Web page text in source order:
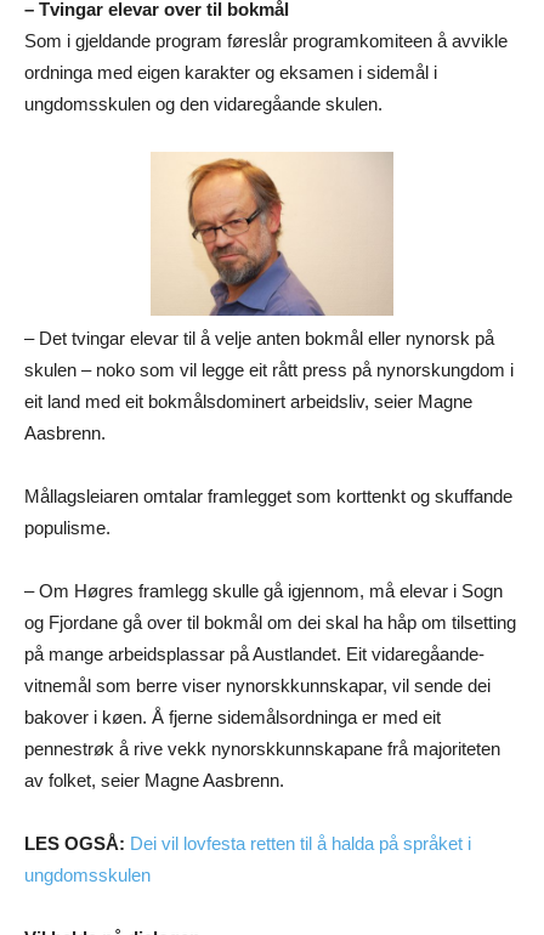
– Tvingar elevar over til bokmål
Som i gjeldande program føreslår programkomiteen å avvikle
ordninga med eigen karakter og eksamen i sidemål i
ungdomsskulen og den vidaregåande skulen.
– Det tvingar elevar til å velje anten bokmål eller nynorsk på
skulen – noko som vil legge eit rått press på nynorskungdom i
eit land med eit bokmålsdominert arbeidsliv, seier Magne
Aasbrenn.
Mållagsleiaren omtalar framlegget som korttenkt og skuffande
populisme.
– Om Høgres framlegg skulle gå igjennom, må elevar i Sogn
og Fjordane gå over til bokmål om dei skal ha håp om tilsetting
på mange arbeidsplassar på Austlandet. Eit vidaregåande-
vitnemål som berre viser nynorskkunnskapar, vil sende dei
bakover i køen. Å fjerne sidemålsordninga er med eit
pennestrøk å rive vekk nynorskkunnskapane frå majoriteten
av folket, seier Magne Aasbrenn.
LES OGSÅ: Dei vil lovfesta retten til å halda på språket i
ungdomsskulen